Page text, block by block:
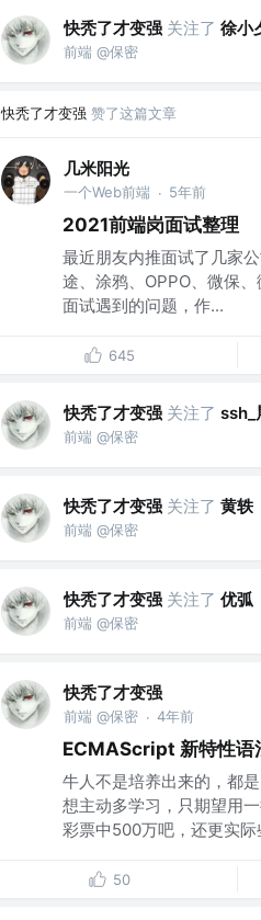
快秃了才变强 关注了 徐小
前端 @保密
快秃了才变强 赞了这篇文章
几米阳光
一个Web前端 · 5年前
2021前端岗面试整理
最近朋友内推面试了几家
途、涂鸦、OPPO、微保
面试遇到的问题，作...
645
快秃了才变强 关注了 ssh_
前端 @保密
快秃了才变强 关注了 黄轶
前端 @保密
快秃了才变强 关注了 优弧
前端 @保密
快秃了才变强
前端 @保密 · 4年前
ECMAScript 新特性语
牛人不是培养出来的，都
想主动多学习，只期望用
彩票中500万吧，还更实际
50